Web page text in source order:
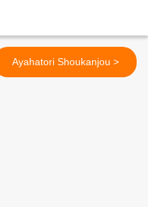
Ayahatori Shoukanjou >